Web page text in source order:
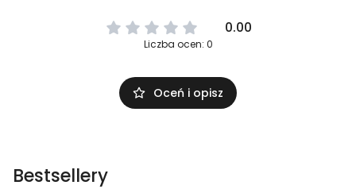
0.00
Liczba ocen: 0
Oceń i opisz
Bestsellery